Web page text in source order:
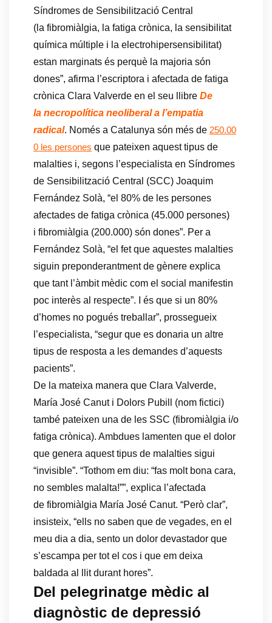
Síndromes de Sensibilització Central
(la fibromiàlgia, la fatiga crònica, la sensibilitat
química múltiple i la electrohipersensibilitat)
estan marginats és perquè la majoria són
dones”, afirma l’escriptora i afectada de fatiga
crònica Clara Valverde en el seu llibre De
la necropolítica neoliberal a l’empatia
radical. Només a Catalunya són més de 250.00
0 les persones que pateixen aquest tipus de
malalties i, segons l’especialista en Síndromes
de Sensibilització Central (SCC) Joaquim
Fernández Solà, “el 80% de les persones
afectades de fatiga crònica (45.000 persones)
i fibromiàlgia (200.000) són dones”. Per a
Fernández Solà, “el fet que aquestes malalties
siguin preponderantment de gènere explica
que tant l’àmbit mèdic com el social manifestin
poc interès al respecte”. I és que si un 80%
d’homes no pogués treballar”, prossegueix
l’especialista, “segur que es donaria un altre
tipus de resposta a les demandes d’aquests
pacients”.
De la mateixa manera que Clara Valverde,
María José Canut i Dolors Pubill (nom fictici)
també pateixen una de les SSC (fibromiàlgia i/o
fatiga crònica). Ambdues lamenten que el dolor
que genera aquest tipus de malalties sigui
“invisible”. “Tothom em diu: “fas molt bona cara,
no sembles malalta!””, explica l’afectada
de fibromiàlgia María José Canut. “Però clar”,
insisteix, “ells no saben que de vegades, en el
meu dia a dia, sento un dolor devastador que
s’escampa per tot el cos i que em deixa
baldada al llit durant hores”.
Del pelegrinatge mèdic al
diagnòstic de depressió